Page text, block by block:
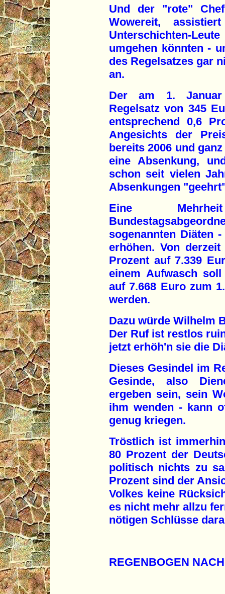
Und der "rote"
Wowereit,
Unterschichten-
umgehen könnten -
des Regelsatzes gar
an.
Der am 1. Januar
Regelsatz von 345
entsprechend 0,6
Angesichts der
bereits 2006 und
eine Absenkung,
schon seit vielen
Absenkungen
Eine
sogenannten Diäten
erhöhen. Von
Prozent auf 7.339
einem Aufwasch
auf 7.668 Euro zum
werden.
Dazu würde Wilhelm
Der Ruf ist restlos
jetzt erhöh'n sie die
Dieses Gesindel im
Gesinde, also
ergeben sein, sein
ihm wenden - kann
genug kriegen.
Tröstlich ist
80 Prozent der
politisch nichts zu
Prozent sind der
Volkes keine
es nicht mehr allzu
nötigen Schlüsse
REGENBOGEN